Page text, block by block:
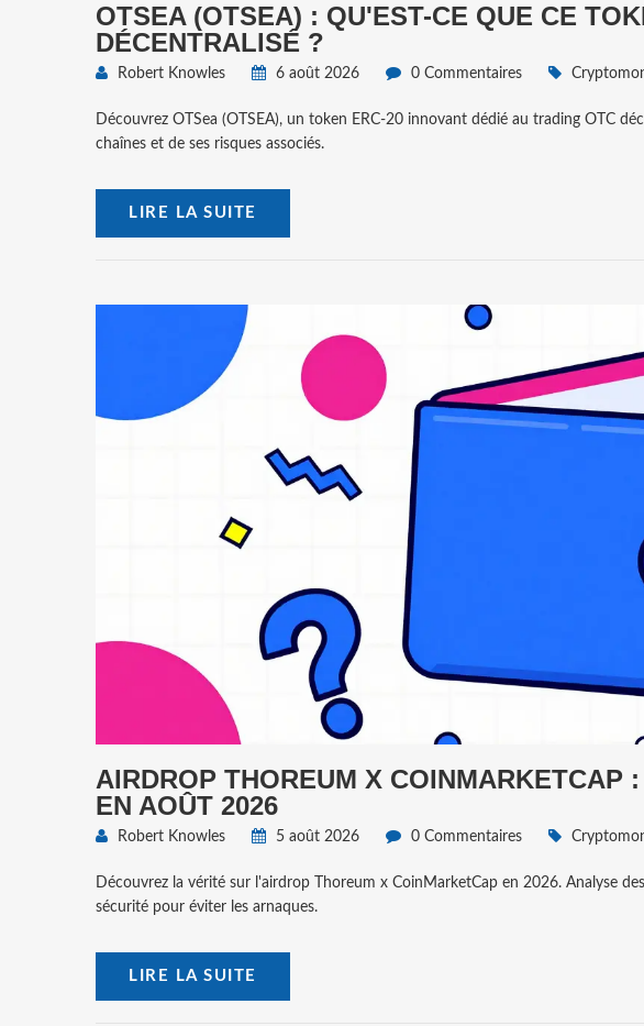
OTSEA (OTSEA) : QU'EST-CE QUE CE
DÉCENTRALISÉ ?
Robert Knowles 6 août 2026 0 Commentaires
Découvrez OTSea (OTSEA), un token ERC-20 innovant dédié au trading OTC
chaînes et de ses risques associés.
LIRE LA SUITE
AIRDROP THOREUM X COINMARKETCAP
EN AOÛT 2026
Robert Knowles 5 août 2026 0 Commentaires
Découvrez la vérité sur l'airdrop Thoreum x CoinMarketCap en 2026. Analyse
sécurité pour éviter les arnaques.
LIRE LA SUITE